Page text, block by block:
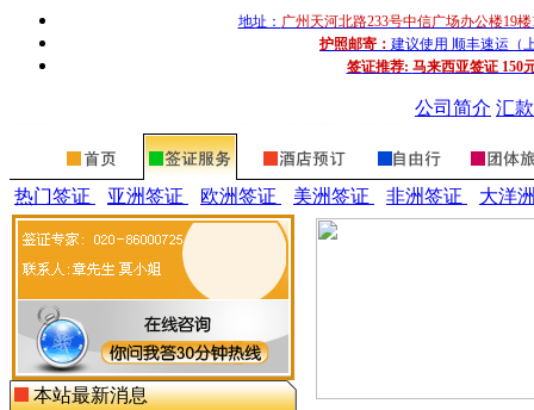
地址： 广州天河北路233号中信广场办公楼19
护照邮寄： 建议使用 顺丰速运（
签证推荐: 马来西亚签证 150
公司简介 汇
热门签证 亚洲签证 欧洲签证 美洲签证 非洲签证 大洋
本站最新消息